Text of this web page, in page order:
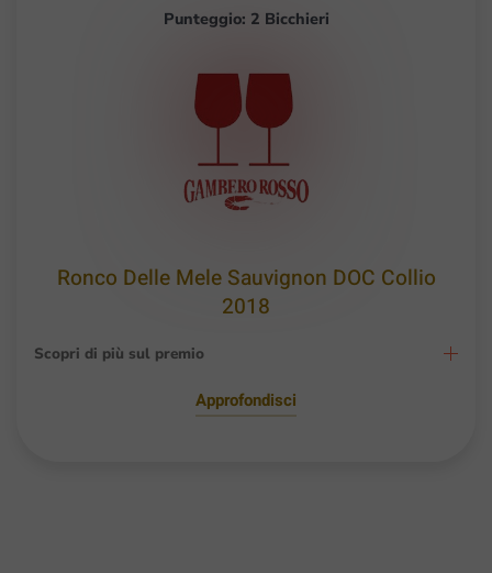
Punteggio: 2 Bicchieri
Ronco Delle Mele Sauvignon DOC Collio
2018
Scopri di più sul premio
Approfondisci